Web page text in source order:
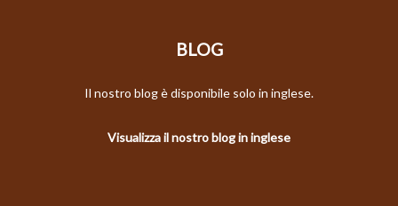
BLOG
Il nostro blog è disponibile solo in inglese.
Visualizza il nostro blog in inglese